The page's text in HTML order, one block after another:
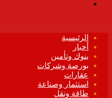
الرئيسية
أخبار
بنوك وتأمين
بورصة وشركات
عقارات
استثمار وصناعة
طاقة ونقل